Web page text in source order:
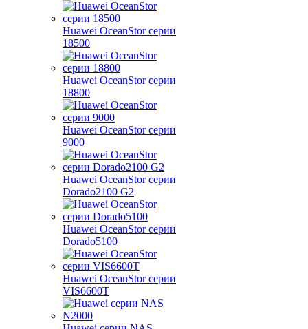
Huawei OceanStor серии
18500
Huawei OceanStor серии
18800
Huawei OceanStor серии
9000
Huawei OceanStor серии
Dorado2100 G2
Huawei OceanStor серии
Dorado5100
Huawei OceanStor серии
VIS6600T